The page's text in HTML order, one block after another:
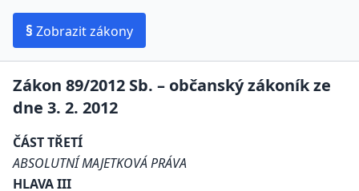
§ Zobrazit zákony
Zákon 89/2012 Sb. – občanský zákoník ze
dne 3. 2. 2012
ČÁST TŘETÍ
ABSOLUTNÍ MAJETKOVÁ PRÁVA
HLAVA III